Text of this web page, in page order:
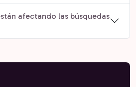
afectando las búsquedas